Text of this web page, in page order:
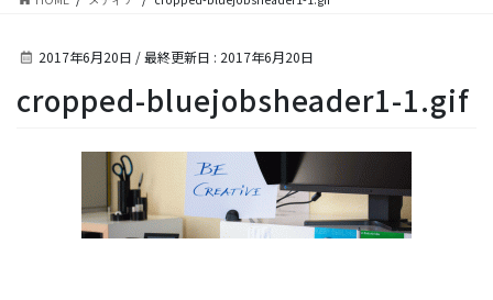
2017年6月20日 / 最終更新日 : 2017年6月20日
cropped-bluejobsheader1-1.gif